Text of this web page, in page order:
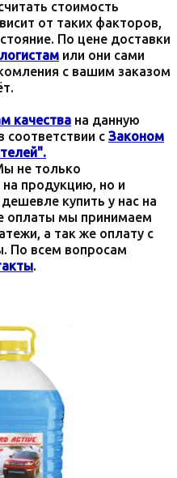
стоимость
от таких факторов,
По цене доставки
или они сами
с вашим заказом
качества на данную
соответствии с Законом
не только
продукцию, но и
купить у нас на
оплаты мы принимаем
а так же оплату с
По всем вопросам
.